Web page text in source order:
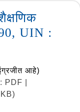
90, UIN :
आहे)
|